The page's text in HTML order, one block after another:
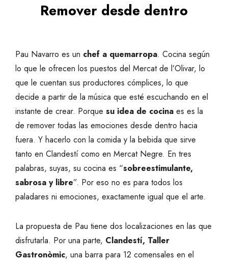
Remover desde dentro
Pau Navarro es un chef a quemarropa. Cocina según
lo que le ofrecen los puestos del Mercat de l’Olivar, lo
que le cuentan sus productores cómplices, lo que
decide a partir de la música que esté escuchando en el
instante de crear. Porque su idea de cocina es es la
de remover todas las emociones desde dentro hacia
fuera. Y hacerlo con la comida y la bebida que sirve
tanto en Clandestí como en Mercat Negre. En tres
palabras, suyas, su cocina es “sobreestimulante,
sabrosa y libre”. Por eso no es para todos los
paladares ni emociones, exactamente igual que el arte.
La propuesta de Pau tiene dos localizaciones en las que
disfrutarla. Por una parte, Clandestí, Taller
Gastronòmic, una barra para 12 comensales en el